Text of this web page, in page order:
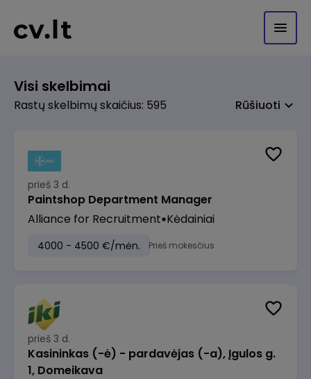
Visi skelbimai
Rastų skelbimų skaičius: 595 Rūšiuoti
prieš 3 d.
Paintshop Department Manager
Alliance for Recruitment Kėdainiai
4000 - 4500 €/mėn. Prieš mokesčius
prieš 3 d.
Kasininkas (-ė) - pardavėjas (-a), Įgulos g.
1, Domeikava